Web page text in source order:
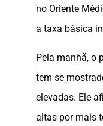
no Oriente
a taxa básica
Pela manhã, o
tem se
elevadas. Ele
altas por mais